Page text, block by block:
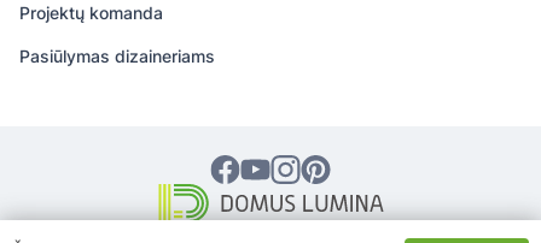
Projektų komanda
Pasiūlymas dizaineriams
© 2026 DOMUS LUMINA – Visos teisės